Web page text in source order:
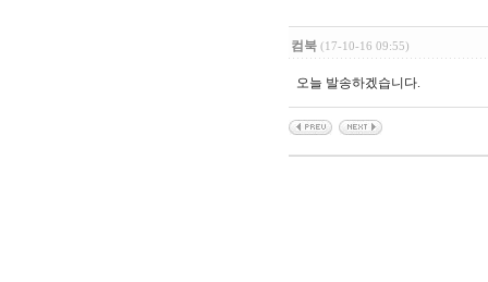
컴북 (17-10-16 09:55)
오늘 발송하겠습니다.